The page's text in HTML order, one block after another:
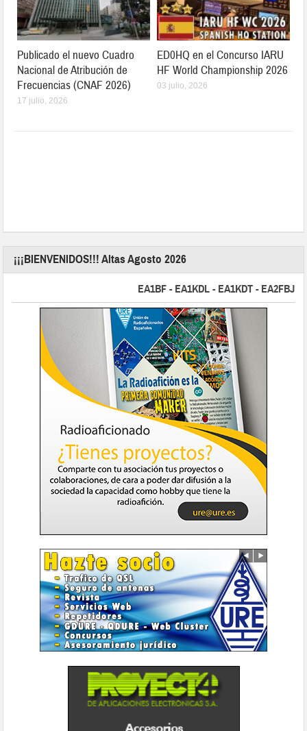
Publicado el nuevo Cuadro
Nacional de Atribución de
Frecuencias (CNAF 2026)
17 julio, 2026
ED0HQ en el Concurso IARU
HF World Championship 2026
03 julio, 2026
¡¡¡BIENVENIDOS!!! Altas Agosto 2026
EA1BF - EA1KDL - EA1KDT - EA2FBJ -